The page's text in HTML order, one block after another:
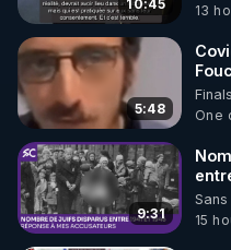
https://tinyurl.com/
Les Notes &
papier : https://
https://tinyurl.com/
Lien vers mes
sujets : https://
Lien vers mon PDF de
ces sujets : https://
10:45
13
5:48
de
One
9:31
à
15